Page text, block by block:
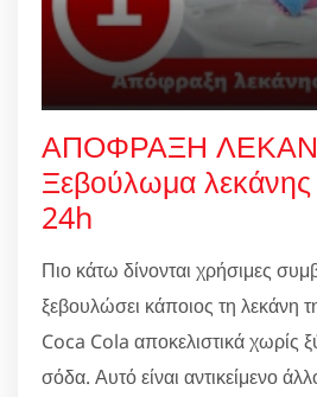
ΑΠΟΦΡΑΞΗ
Ξεβούλωμα
24h
Πιο κάτω δίνονται χρήσιμες
ξεβουλώσει κάποιος τη λεκάνη
Coca Cola αποκελιστικά χωρίς
σόδα. Αυτό είναι αντικείμενο